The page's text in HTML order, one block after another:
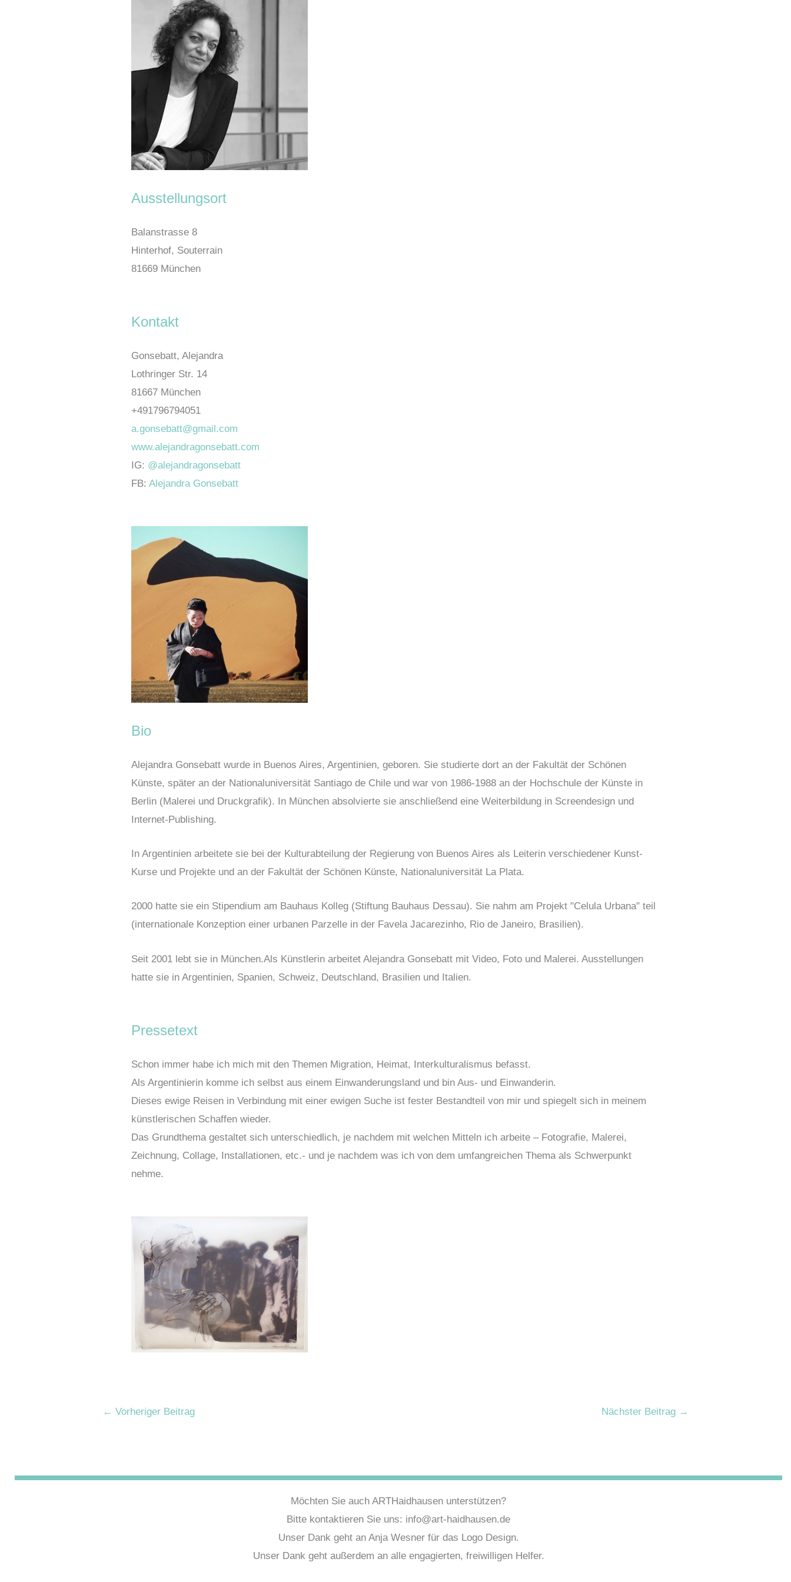
Ausstellungsort
Balanstrasse 8
Hinterhof, Souterrain
81669 München
Kontakt
Gonsebatt, Alejandra
Lothringer Str. 14
81667 München
+491796794051
a.gonsebatt@gmail.com
www.alejandragonsebatt.com
IG: @alejandragonsebatt
FB: Alejandra Gonsebatt
Bio
Alejandra Gonsebatt wurde in Buenos Aires, Argentinien, geboren. Sie studierte dort an der Fakultät der Schönen
Künste, später an der Nationaluniversität Santiago de Chile und war von 1986-1988 an der Hochschule der Künste in
Berlin (Malerei und Druckgrafik). In München absolvierte sie anschließend eine Weiterbildung in Screendesign und
Internet-Publishing.
In Argentinien arbeitete sie bei der Kulturabteilung der Regierung von Buenos Aires als Leiterin verschiedener Kunst-
Kurse und Projekte und an der Fakultät der Schönen Künste, Nationaluniversität La Plata.
2000 hatte sie ein Stipendium am Bauhaus Kolleg (Stiftung Bauhaus Dessau). Sie nahm am Projekt "Celula Urbana" teil
(internationale Konzeption einer urbanen Parzelle in der Favela Jacarezinho, Rio de Janeiro, Brasilien).
Seit 2001 lebt sie in München.Als Künstlerin arbeitet Alejandra Gonsebatt mit Video, Foto und Malerei. Ausstellungen
hatte sie in Argentinien, Spanien, Schweiz, Deutschland, Brasilien und Italien.
Pressetext
Schon immer habe ich mich mit den Themen Migration, Heimat, Interkulturalismus befasst.
Als Argentinierin komme ich selbst aus einem Einwanderungsland und bin Aus- und Einwanderin.
Dieses ewige Reisen in Verbindung mit einer ewigen Suche ist fester Bestandteil von mir und spiegelt sich in meinem
künstlerischen Schaffen wieder.
Das Grundthema gestaltet sich unterschiedlich, je nachdem mit welchen Mitteln ich arbeite – Fotografie, Malerei,
Zeichnung, Collage, Installationen, etc.- und je nachdem was ich von dem umfangreichen Thema als Schwerpunkt
nehme.
← Vorheriger Beitrag Nächster Beitrag →
Möchten Sie auch ARTHaidhausen unterstützen?
Bitte kontaktieren Sie uns: info@art-haidhausen.de
Unser Dank geht an Anja Wesner für das Logo Design.
Unser Dank geht außerdem an alle engagierten, freiwilligen Helfer.